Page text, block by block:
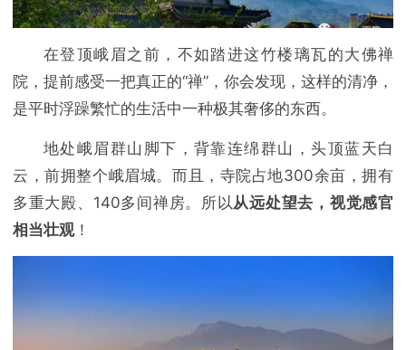
在登顶峨眉之前，不如踏进这竹楼璃瓦的大佛禅
院，提前感受一把真正的“禅”，你会发现，这样的清净，
是平时浮躁繁忙的生活中一种极其奢侈的东西。
地处峨眉群山脚下，背靠连绵群山，头顶蓝天白
云，前拥整个峨眉城。而且，寺院占地300余亩，拥有
多重大殿、140多间禅房。所以 从远处望去，视觉感官
相当壮观！